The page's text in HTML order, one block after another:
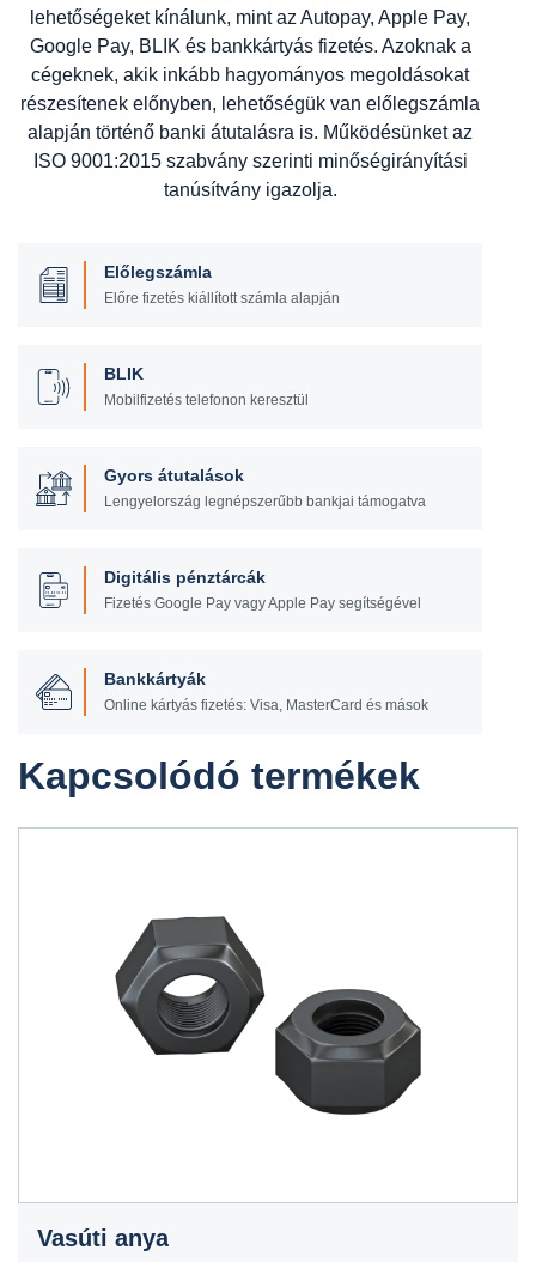
lehetőségeket kínálunk, mint az Autopay, Apple Pay,
Google Pay, BLIK és bankkártyás fizetés. Azoknak a
cégeknek, akik inkább hagyományos megoldásokat
részesítenek előnyben, lehetőségük van előlegszámla
alapján történő banki átutalásra is. Működésünket az
ISO 9001:2015 szabvány szerinti minőségirányítási
tanúsítvány igazolja.
Előlegszámla
Előre fizetés kiállított számla alapján
BLIK
Mobilfizetés telefonon keresztül
Gyors átutalások
Lengyelország legnépszerűbb bankjai támogatva
Digitális pénztárcák
Fizetés Google Pay vagy Apple Pay segítségével
Bankkártyák
Online kártyás fizetés: Visa, MasterCard és mások
Kapcsolódó termékek
Vasúti anya